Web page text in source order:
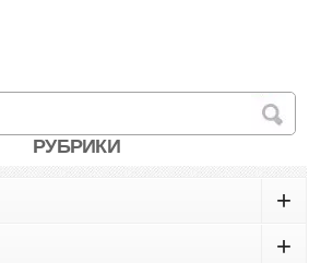
РУБРИКИ
+
+